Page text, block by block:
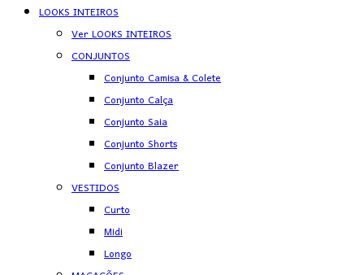
LOOKS INTEIROS
Ver LOOKS INTEIROS
CONJUNTOS
Conjunto Camisa & Colete
Conjunto Calça
Conjunto Saia
Conjunto Shorts
Conjunto Blazer
VESTIDOS
Curto
Midi
Longo